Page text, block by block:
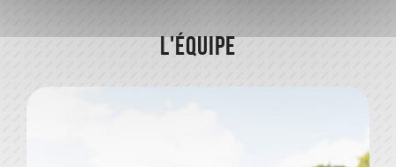
L'équipe